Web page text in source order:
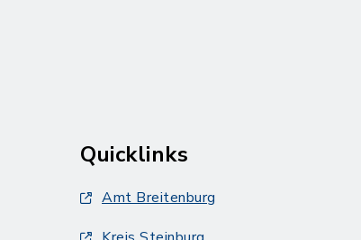
Quicklinks
Amt Breitenburg